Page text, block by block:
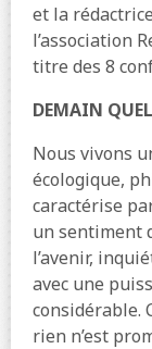
et la
l’association
titre des 8
DEMAIN
Nous vivons
écologique,
caractérise
un sentiment
l’avenir,
avec une
considérable.
rien n’est